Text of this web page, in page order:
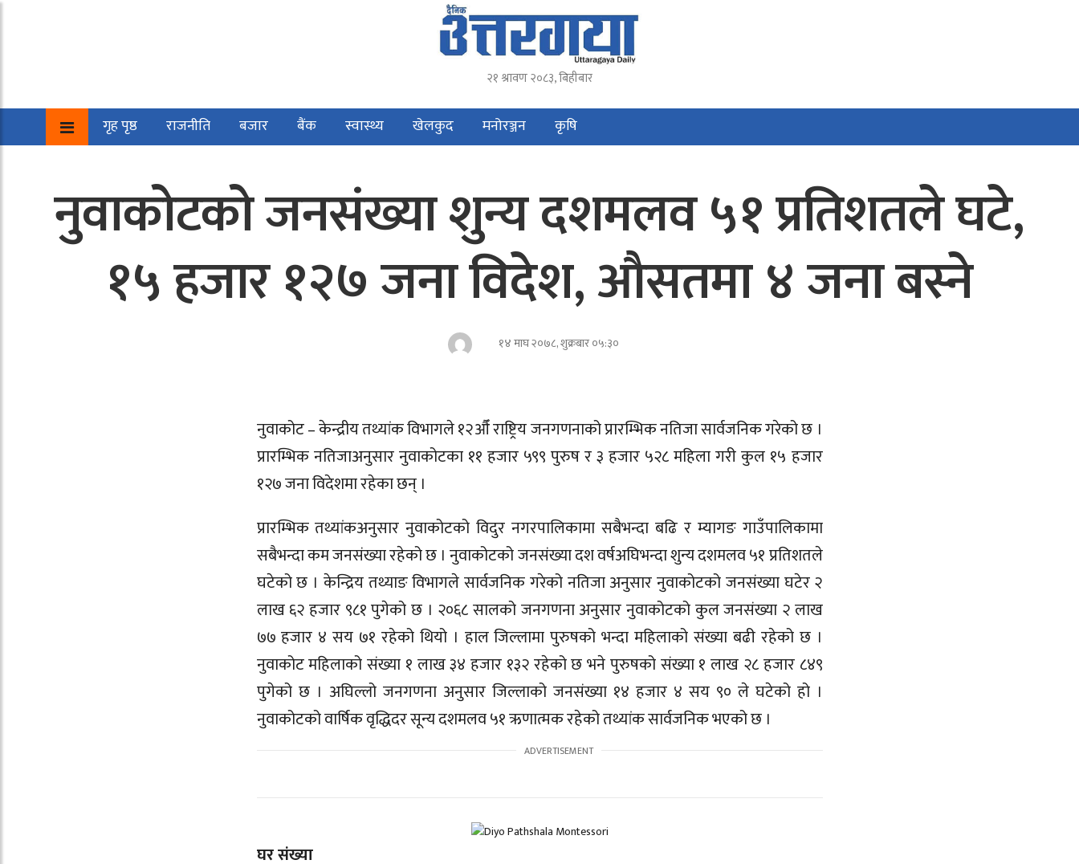
२१ श्रावण २०८३, बिहीबार
गृह पृष्ठ राजनीति बजार बैंक स्वास्थ्य खेलकुद मनोरञ्जन कृषि
नुवाकोटको जनसंख्या शुन्य दशमलव ५१ प्रतिशतले घटे,
१५ हजार १२७ जना विदेश, औसतमा ४ जना बस्ने
१४ माघ २०७८, शुक्रबार ०५:३०
नुवाकोट – केन्द्रीय तथ्यांक विभागले १२औँ राष्ट्रिय जनगणनाको प्रारम्भिक नतिजा सार्वजनिक गरेको छ ।
प्रारम्भिक नतिजाअनुसार नुवाकोटका ११ हजार ५९९ पुरुष र ३ हजार ५२८ महिला गरी कुल १५ हजार
१२७ जना विदेशमा रहेका छन् ।
प्रारम्भिक तथ्यांकअनुसार नुवाकोटको विदुर नगरपालिकामा सबैभन्दा बढि र म्यागङ गाउँपालिकामा
सबैभन्दा कम जनसंख्या रहेको छ । नुवाकोटको जनसंख्या दश वर्षअघिभन्दा शुन्य दशमलव ५१ प्रतिशतले
घटेको छ । केन्द्रिय तथ्याङ विभागले सार्वजनिक गरेको नतिजा अनुसार नुवाकोटको जनसंख्या घटेर २
लाख ६२ हजार ९८१ पुगेको छ । २०६८ सालको जनगणना अनुसार नुवाकोटको कुल जनसंख्या २ लाख
७७ हजार ४ सय ७१ रहेको थियो । हाल जिल्लामा पुरुषको भन्दा महिलाको संख्या बढी रहेको छ ।
नुवाकोट महिलाको संख्या १ लाख ३४ हजार १३२ रहेको छ भने पुरुषको संख्या १ लाख २८ हजार ८४९
पुगेको छ । अघिल्लो जनगणना अनुसार जिल्लाको जनसंख्या १४ हजार ४ सय ९० ले घटेको हो ।
नुवाकोटको वार्षिक वृद्धिदर सून्य दशमलव ५१ ऋणात्मक रहेको तथ्यांक सार्वजनिक भएको छ ।
घर संख्या